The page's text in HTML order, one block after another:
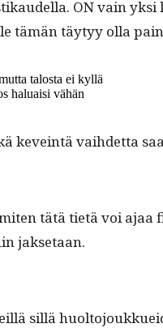
ON vain
tämän täy­tyy olla
talosta ei kyl­lä
halu­aisi vähän
kevein­tä vai­hdet­ta
tätä tietä voi
jaksetaan.
sil­lä